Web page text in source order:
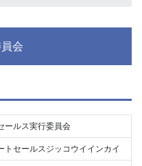
会
ールス実行委員会
トセールスジッコウイインカイ